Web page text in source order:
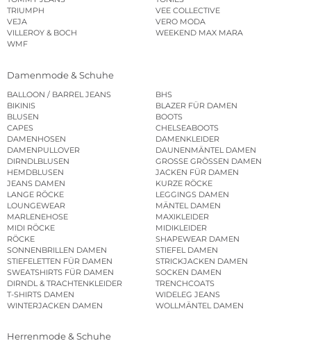
TRIUMPH
VEE COLLECTIVE
VEJA
VERO MODA
VILLEROY & BOCH
WEEKEND MAX MARA
WMF
Damenmode & Schuhe
BALLOON / BARREL JEANS
BHS
BIKINIS
BLAZER FÜR DAMEN
BLUSEN
BOOTS
CAPES
CHELSEABOOTS
DAMENHOSEN
DAMENKLEIDER
DAMENPULLOVER
DAUNENMÄNTEL DAMEN
DIRNDLBLUSEN
GROSSE GRÖSSEN DAMEN
HEMDBLUSEN
JACKEN FÜR DAMEN
JEANS DAMEN
KURZE RÖCKE
LANGE RÖCKE
LEGGINGS DAMEN
LOUNGEWEAR
MÄNTEL DAMEN
MARLENEHOSE
MAXIKLEIDER
MIDI RÖCKE
MIDIKLEIDER
RÖCKE
SHAPEWEAR DAMEN
SONNENBRILLEN DAMEN
STIEFEL DAMEN
STIEFELETTEN FÜR DAMEN
STRICKJACKEN DAMEN
SWEATSHIRTS FÜR DAMEN
SOCKEN DAMEN
DIRNDL & TRACHTENKLEIDER
TRENCHCOATS
T-SHIRTS DAMEN
WIDELEG JEANS
WINTERJACKEN DAMEN
WOLLMÄNTEL DAMEN
Herrenmode & Schuhe